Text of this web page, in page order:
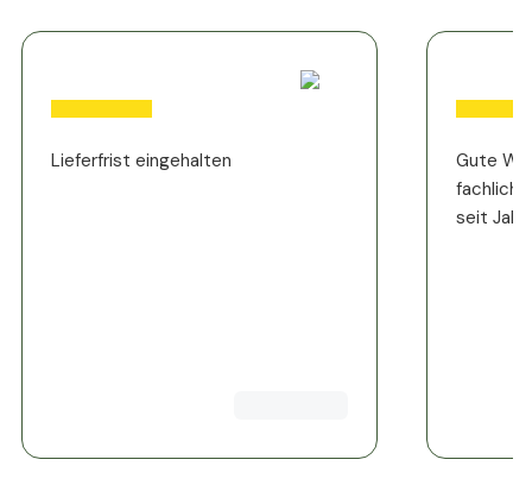
Lieferfrist eingehalten
Gute
fachlich
seit